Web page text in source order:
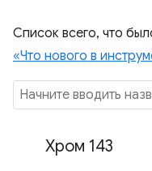
Список всего, что
«Что нового в
Хром 143